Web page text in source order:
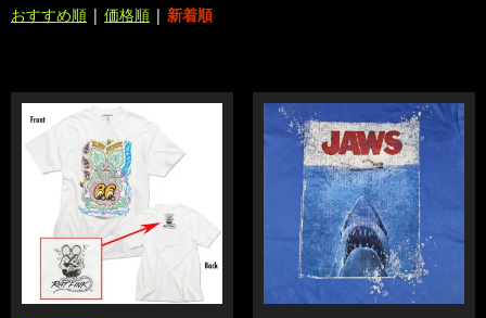
おすすめ順 | 価格順 | 新着順